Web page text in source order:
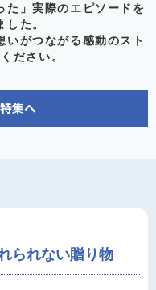
た」実際のエピソードを
した。
いがつながる感動のスト
ださい。
集へ
られない贈り物